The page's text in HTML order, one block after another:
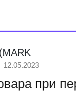
12.05.2023
при